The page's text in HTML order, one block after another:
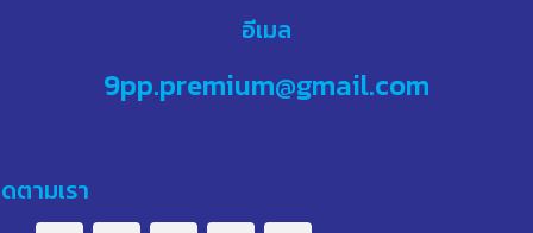
อีเมล
9pp.premium@gmail.com
ตามเรา